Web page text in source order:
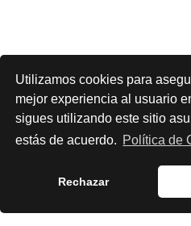
Utilizamos cookies para
mejor experiencia al usuario
sigues utilizando este sitio
estás de acuerdo. Política de
Rechazar